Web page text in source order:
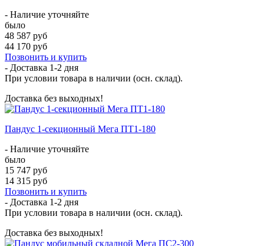
- Наличие уточняйте
было
48 587 руб
44 170 руб
Позвонить и купить
- Доставка 1-2 дня
При условии товара в наличии (осн. склад).
Доставка без выходных!
Пандус 1-секционный Мега ПТ1-180
- Наличие уточняйте
было
15 747 руб
14 315 руб
Позвонить и купить
- Доставка 1-2 дня
При условии товара в наличии (осн. склад).
Доставка без выходных!